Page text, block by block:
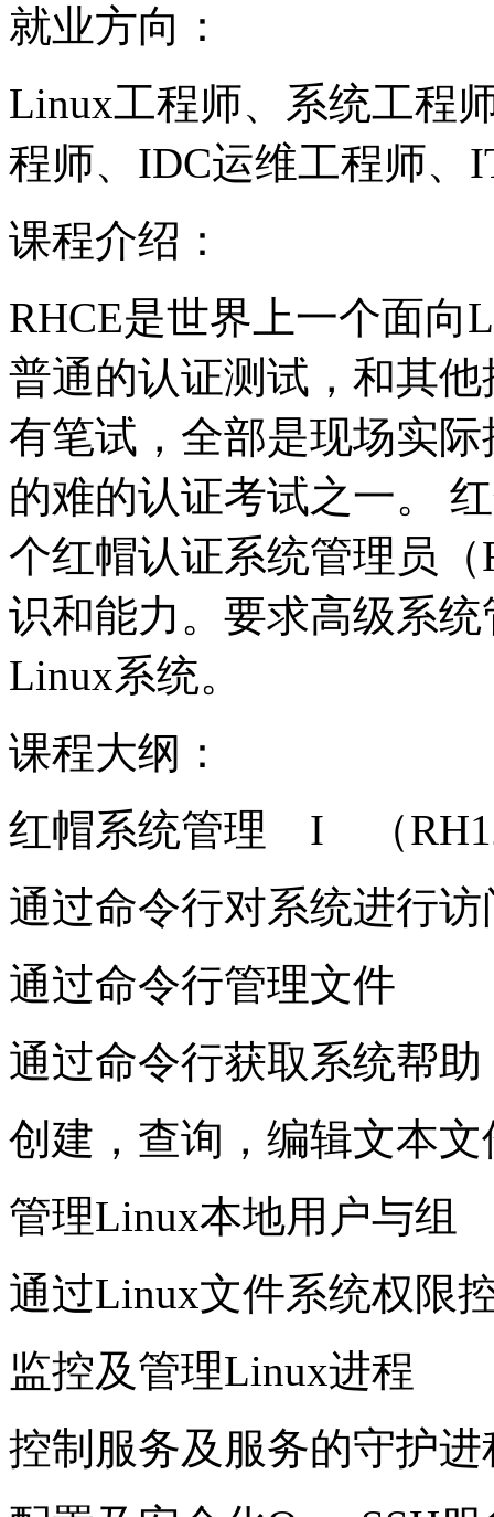
就业方向：
Linux工程师、系统工程
程师、IDC运维工程师、
课程介绍：
RHCE是世界上一个面向
普通的认证测试，和其
有笔试，全部是现场实
的难的认证考试之一。
个红帽认证系统管理员
识和能力。要求高级系统
Linux系统。
课程大纲：
红帽系统管理 I （
通过命令行对系统进行访
通过命令行管理文件
通过命令行获取系统帮助
创建，查询，编辑文本文
管理Linux本地用户与组
通过Linux文件系统权限
监控及管理Linux进程
控制服务及服务的守护进